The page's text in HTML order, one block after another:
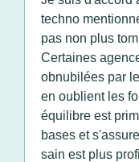
techno
pas non plus
Certaines
obnubilées par
en oublient les
équilibre est
bases et
sain est plus